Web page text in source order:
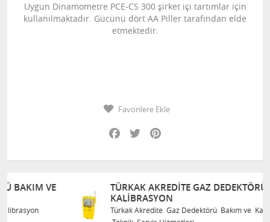
Uygun Dinamometre PCE-CS 300 şirket içi tartımlar için
kullanılmaktadır. Gücünü dört AA Piller tarafından elde
etmektedir.
Favorilere Ekle
Facebook
Twitter
TÜRKAK AKREDITE GAZ DEDEKTÖRÜ BAKIM VE
KALIBRASYON
Türkak Akredite Gaz Dedektörü Bakım ve Kalibrasyon